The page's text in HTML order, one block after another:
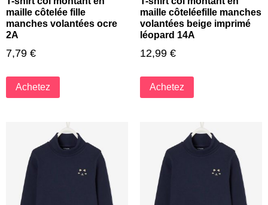
maille côtelée fille
manches volantées ocre
2A
7,79 €
Achetez
maille côteléefille manches
volantées beige imprimé
léopard 14A
12,99 €
Achetez